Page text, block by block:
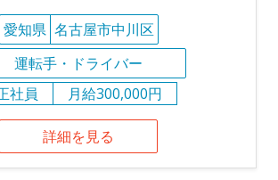
愛知県 名古屋市中川区
運転手・ドライバー
社員
月給300,000円
詳細を見る